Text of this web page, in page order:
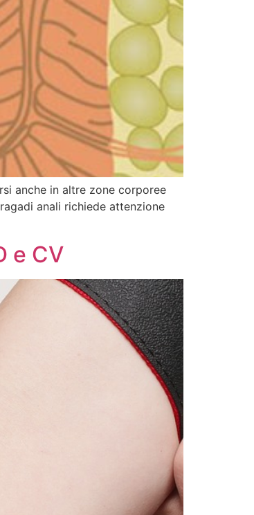
anche in altre zone corporee
anali richiede attenzione
e CV